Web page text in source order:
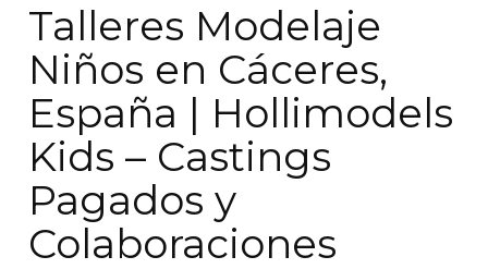
Talleres Modelaje
Niños en Cáceres,
España | Hollimodels
Kids – Castings
Pagados y
Colaboraciones